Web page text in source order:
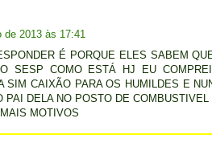
de 2013 às 17:41
É PORQUE ELES SABEM
SESP COMO ESTÁ HJ EU
SIM CAIXÃO PARA OS HUMILDES E
PAI DELA NO POSTO DE
MOTIVOS